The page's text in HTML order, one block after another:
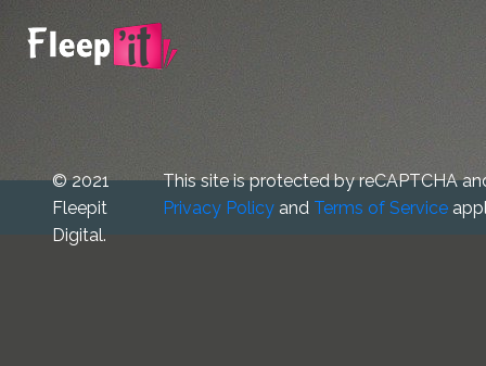
© 2021
Fleepit
Digital.
This site is protected by reCAPTCHA
Privacy Policyand Terms of Service